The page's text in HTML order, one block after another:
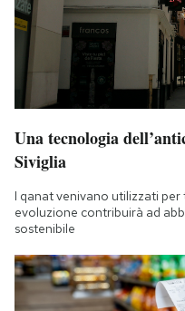
Una tecnologia
Siviglia
I qanat venivano utilizzati
evoluzione contribuirà ad
sostenibile